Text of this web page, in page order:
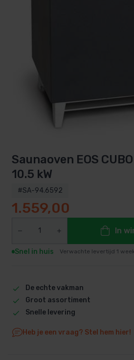
Saunaoven EOS
10.5 kW
#SA-94.6592
1.559,00
In
Snel in huis Verwachte levertijd 1
De echte vakman
Groot assortiment
Snelle levering
Heb je een vraag? Stel hem hier!